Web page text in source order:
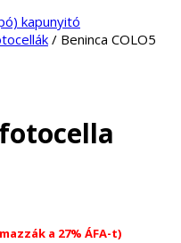
kapunyitó
/ Beninca COLO5
a 27% ÁFA-t)